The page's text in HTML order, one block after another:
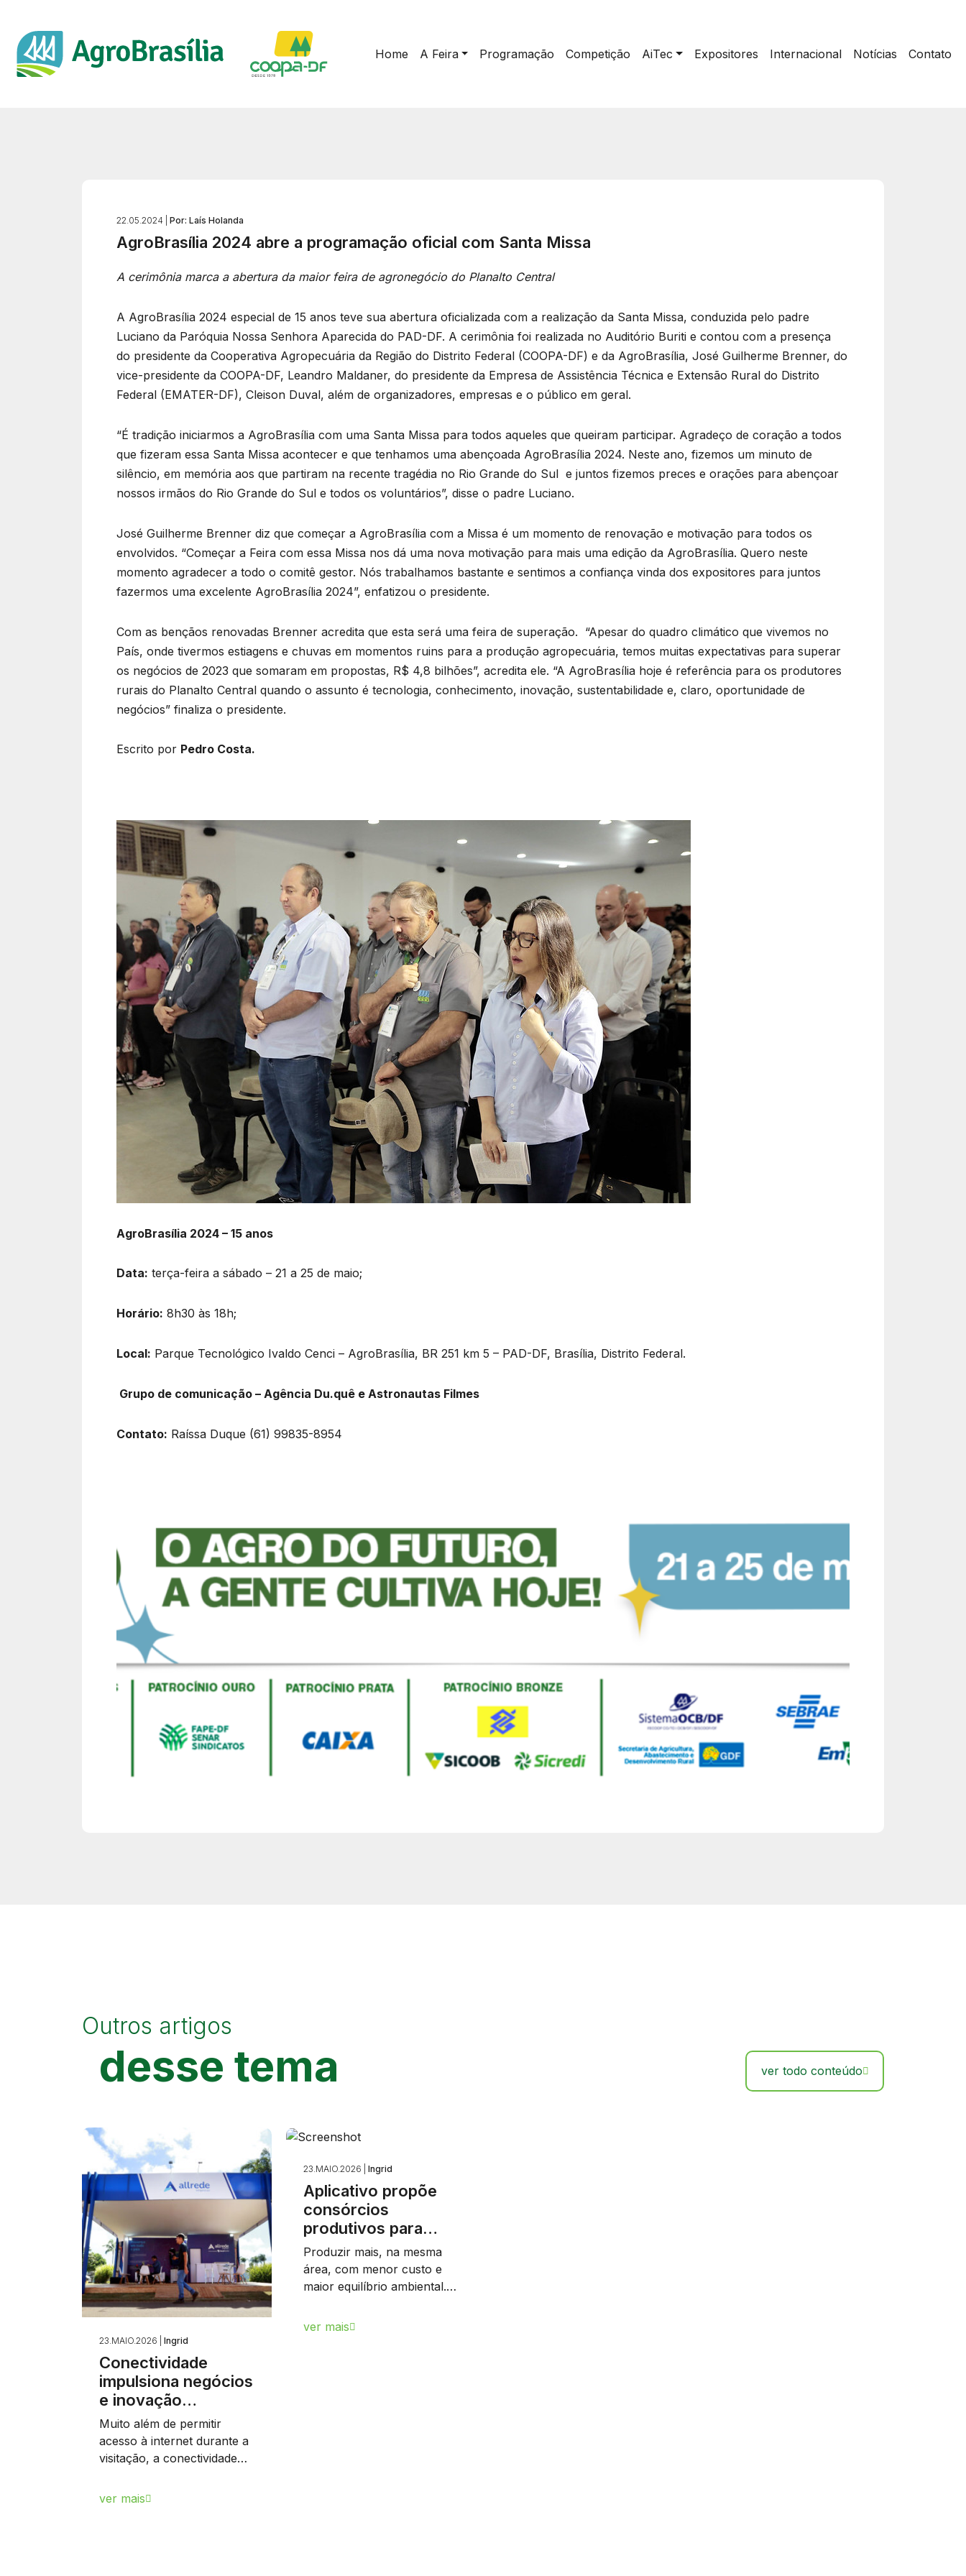
Home A Feira Programação Competição AiTec Expositores Internacional Notícias Contato
22.05.2024 | Por: Laís Holanda
AgroBrasília 2024 abre a programação oficial com Santa Missa
A cerimônia marca a abertura da maior feira de agronegócio do Planalto Central
A AgroBrasília 2024 especial de 15 anos teve sua abertura oficializada com a realização da Santa Missa, conduzida pelo padre
Luciano da Paróquia Nossa Senhora Aparecida do PAD-DF. A cerimônia foi realizada no Auditório Buriti e contou com a presença
do presidente da Cooperativa Agropecuária da Região do Distrito Federal (COOPA-DF) e da AgroBrasília, José Guilherme Brenner, do
vice-presidente da COOPA-DF, Leandro Maldaner, do presidente da Empresa de Assistência Técnica e Extensão Rural do Distrito
Federal (EMATER-DF), Cleison Duval, além de organizadores, empresas e o público em geral.
“É tradição iniciarmos a AgroBrasília com uma Santa Missa para todos aqueles que queiram participar. Agradeço de coração a todos
que fizeram essa Santa Missa acontecer e que tenhamos uma abençoada AgroBrasília 2024. Neste ano, fizemos um minuto de
silêncio, em memória aos que partiram na recente tragédia no Rio Grande do Sul e juntos fizemos preces e orações para abençoar
nossos irmãos do Rio Grande do Sul e todos os voluntários”, disse o padre Luciano.
José Guilherme Brenner diz que começar a AgroBrasília com a Missa é um momento de renovação e motivação para todos os
envolvidos. “Começar a Feira com essa Missa nos dá uma nova motivação para mais uma edição da AgroBrasília. Quero neste
momento agradecer a todo o comitê gestor. Nós trabalhamos bastante e sentimos a confiança vinda dos expositores para juntos
fazermos uma excelente AgroBrasília 2024”, enfatizou o presidente.
Com as bençãos renovadas Brenner acredita que esta será uma feira de superação. “Apesar do quadro climático que vivemos no
País, onde tivermos estiagens e chuvas em momentos ruins para a produção agropecuária, temos muitas expectativas para superar
os negócios de 2023 que somaram em propostas, R$ 4,8 bilhões”, acredita ele. “A AgroBrasília hoje é referência para os produtores
rurais do Planalto Central quando o assunto é tecnologia, conhecimento, inovação, sustentabilidade e, claro, oportunidade de
negócios” finaliza o presidente.
Escrito por Pedro Costa.
AgroBrasília 2024 – 15 anos
Data: terça-feira a sábado – 21 a 25 de maio;
Horário: 8h30 às 18h;
Local: Parque Tecnológico Ivaldo Cenci – AgroBrasília, BR 251 km 5 – PAD-DF, Brasília, Distrito Federal.
Grupo de comunicação – Agência Du.quê e Astronautas Filmes
Contato: Raíssa Duque (61) 99835-8954
Outros artigos
desse tema ver todo conteúdo
23.MAIO.2026 | Ingrid
Conectividade
impulsiona negócios
e inovação…
Muito além de permitir
acesso à internet durante a
visitação, a conectividade…
ver mais
23.MAIO.2026 | Ingrid
Aplicativo propõe
consórcios
produtivos para…
Produzir mais, na mesma
área, com menor custo e
maior equilíbrio ambiental.…
ver mais